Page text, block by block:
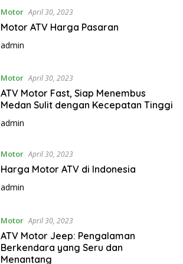
Motor April 30, 2023
Motor ATV Harga Pasaran
admin
Motor April 30, 2023
ATV Motor Fast, Siap Menembus
Medan Sulit dengan Kecepatan Tinggi
admin
Motor April 30, 2023
Harga Motor ATV di Indonesia
admin
Motor April 30, 2023
ATV Motor Jeep: Pengalaman
Berkendara yang Seru dan
Menantang